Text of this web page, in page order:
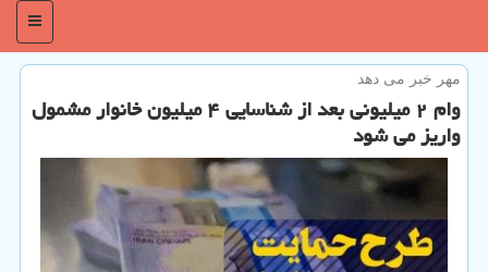
منو
مهر خبر می دهد
وام ۲ میلیونی بعد از شناسایی ۴ میلیون خانوار مشمول
واریز می شود